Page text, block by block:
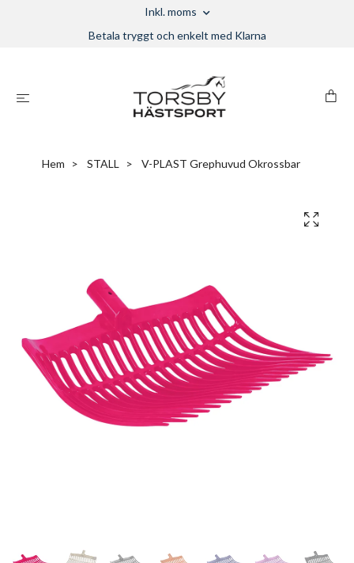
Inkl. moms
Betala tryggt och enkelt med Klarna
Hem STALL V-PLAST Grephuvud Okrossbar